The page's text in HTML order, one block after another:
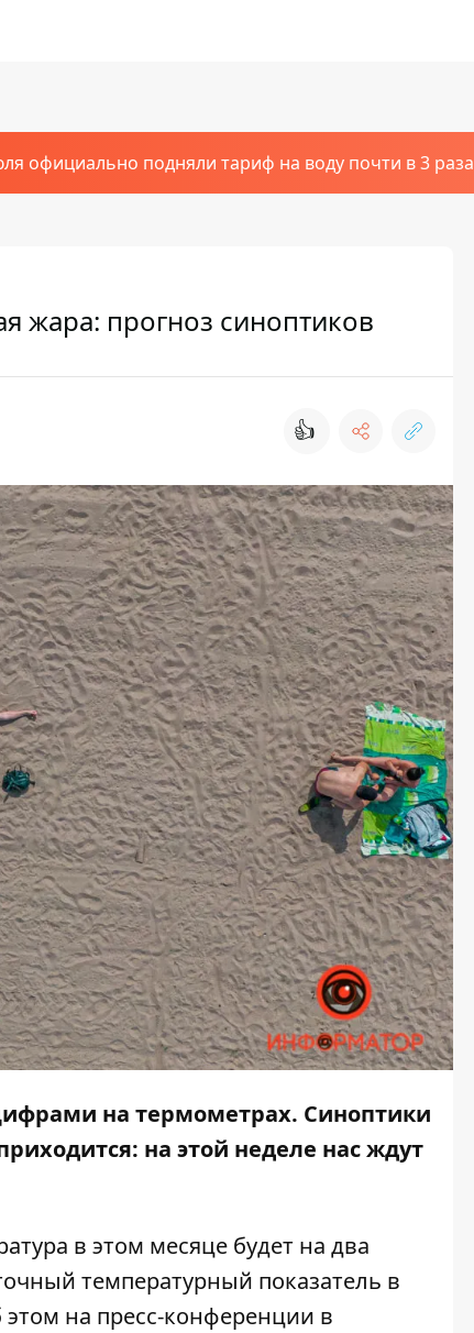
официально подняли тариф на воду почти в 3 раза
жара: прогноз синоптиков
👍
на термометрах. Синоптики
на этой неделе нас ждут
в этом месяце будет на два
температурный показатель в
на пресс-конференции в